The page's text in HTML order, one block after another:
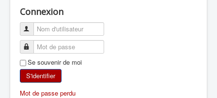
ESCALADE
ALPINISME
SKI DE RANDONNÉE
Connexion
Se souvenir de moi
S'identifier
Mot de passe perdu